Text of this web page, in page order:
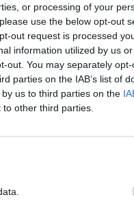
or processing of your
use the below opt-out
out request is processed
information utilized by us
out. You may separately
parties on the IAB’s list of
us to third parties on the
other third parties.
Ona ligger
ytterst i
stor turistattraksjon.
Men vinteren kan
fyret. Ona fyr
med samme
rødmalte fyret seg
fra Dalsfjorden og
på